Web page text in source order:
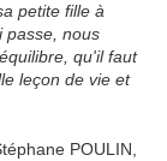
petite fille à
passe, nous
qu'il faut
leçon de vie et
POULIN,